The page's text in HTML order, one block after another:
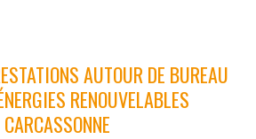
AUTOUR DE BUREAU
RENOUVELABLES
CARCASSONNE